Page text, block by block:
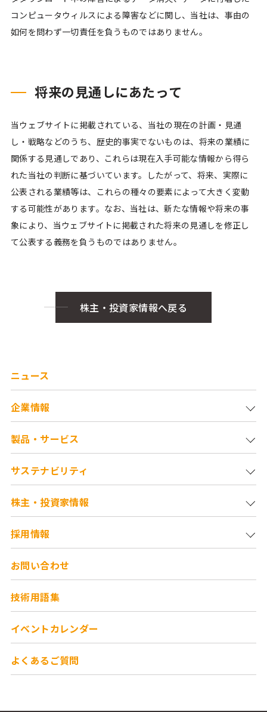
コンピュータウィルスによる障害などに関し、当社は、事由の
如何を問わず一切責任を負うものではありません。
将来の見通しにあたって
当ウェブサイトに掲載されている、当社の現在の計画・見通
し・戦略などのうち、歴史的事実でないものは、将来の業績に
関係する見通しであり、これらは現在入手可能な情報から得ら
れた当社の判断に基づいています。したがって、将来、実際に
公表される業績等は、これらの種々の要素によって大きく変動
する可能性があります。なお、当社は、新たな情報や将来の事
象により、当ウェブサイトに掲載された将来の見通しを修正し
て公表する義務を負うものではありません。
株主・投資家情報へ戻る
ニュース
企業情報
製品・サービス
サステナビリティ
株主・投資家情報
採用情報
お問い合わせ
技術用語集
イベントカレンダー
よくあるご質問